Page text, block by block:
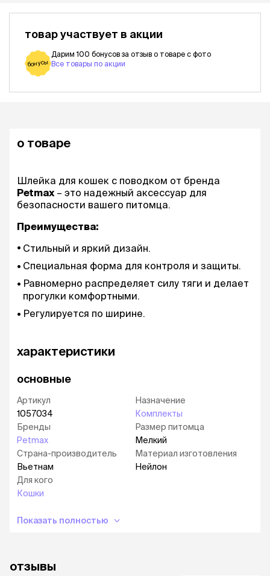
товар участвует в акции
бонусы
Дарим 100 бонусов за отзыв о товаре с фото
Все товары по акции
о товаре
Шлейка для кошек с поводком от бренда
Petmax – это надежный аксессуар для
безопасности вашего питомца.
Преимущества:
Стильный и яркий дизайн.
Специальная форма для контроля и защиты.
Равномерно распределяет силу тяги и делает
прогулки комфортными.
Регулируется по ширине.
характеристики
основные
Артикул
1057034
Бренды
Petmax
Страна-производитель
Вьетнам
Для кого
Кошки
Назначение
Комплекты
Размер питомца
Мелкий
Материал изготовления
Нейлон
Показать полностью
отзывы